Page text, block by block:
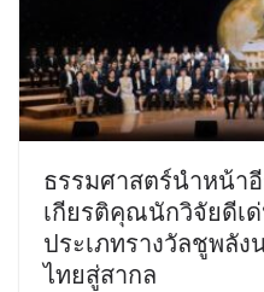
ธรรมศาสตร์นำหน้า
เกียรติคุณนักวิจัยดีเ
ประเภทรางวัลชูพลั
ไทยสู่สากล